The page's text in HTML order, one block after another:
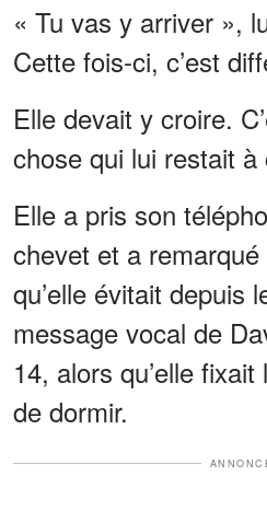
« Tu vas y arriver »,
Cette fois-ci, c’est
Elle devait y croire.
chose qui lui restait à
Elle a pris son
chevet et a
qu’elle évitait depuis
message vocal de
14, alors qu’elle
de dormir.